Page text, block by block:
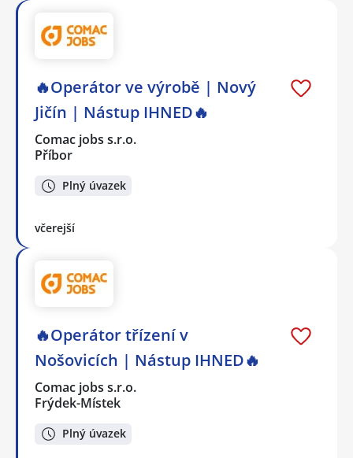
🔥Operátor ve výrobě | Nový
Jičín | Nástup IHNED🔥
Comac jobs s.r.o.
Příbor
Plný úvazek
včerejší
🔥Operátor třízení v
Nošovicích | Nástup IHNED🔥
Comac jobs s.r.o.
Frýdek-Místek
Plný úvazek